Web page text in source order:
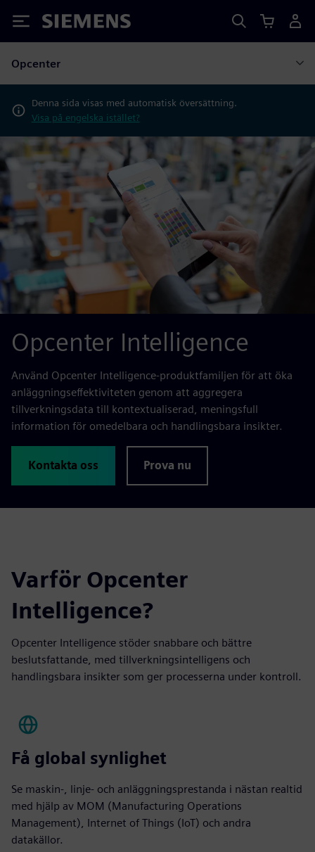
Siemens
Opcenter
Denna sida visas med automatisk översättning.
Visa på engelska istället?
Opcenter Intelligence
Använd Opcenter Intelligence-produktfamiljen för att öka
anläggningseffektiviteten genom att aggregera
tillverkningsdata till kontextualiserad, meningsfull
information för omedelbara och handlingsbara insikter.
Kontakta oss Prova nu
Varför Opcenter
Intelligence?
Opcenter Intelligence stöder snabbare och bättre
beslutsfattande, med tillverkningsintelligens och
handlingsbara insikter som ger processerna under kontroll.
Få global synlighet
Se maskin-, linje- och anläggningsprestanda i nästan realtid
med hjälp av MOM (Manufacturing Operations
Management), Internet of Things (IoT) och andra
datakällor.